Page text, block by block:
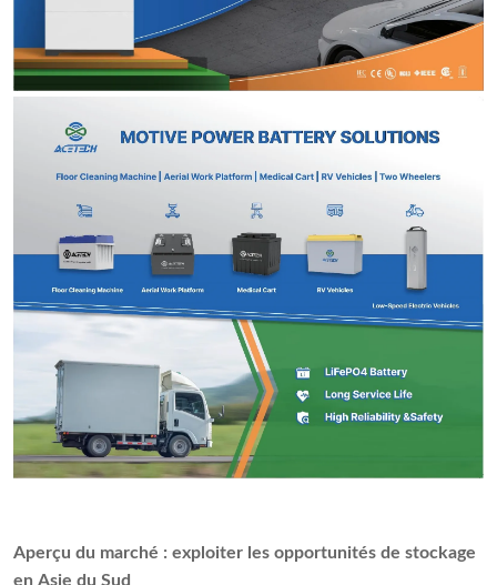
Aperçu du marché : exploiter les opportunités de stockage
en Asie du Sud